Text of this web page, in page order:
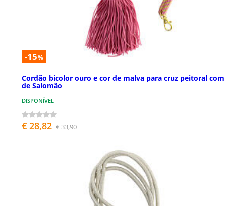
-15%
Cordão bicolor ouro e cor de malva para cruz peitoral
de Salomão
DISPONÍVEL
€ 28,82 € 33,90